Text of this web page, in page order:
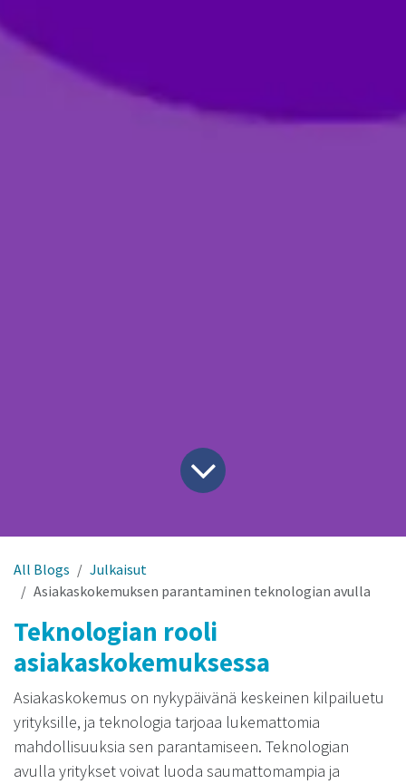
All Blogs
Julkaisut
Asiakaskokemuksen parantaminen teknologian avulla
Teknologian rooli
asiakaskokemuksessa
Asiakaskokemus on nykypäivänä keskeinen kilpailuetu
yrityksille, ja teknologia tarjoaa lukemattomia
mahdollisuuksia sen parantamiseen. Teknologian
avulla yritykset voivat luoda saumattomampia ja